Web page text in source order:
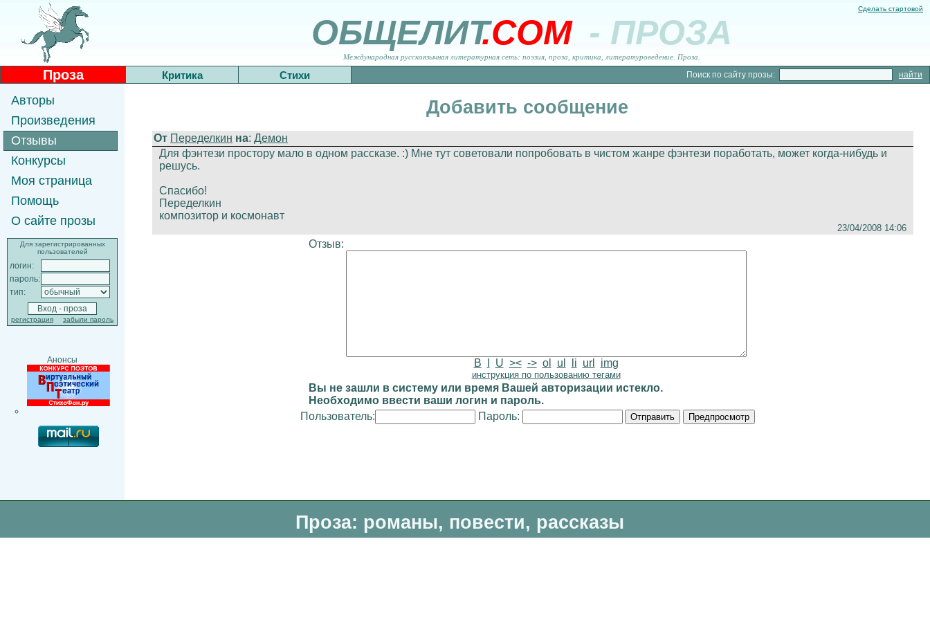
Сделать стартовой
ОБЩЕЛИТ.COM - ПРОЗА
Международная русскоязычная литературная сеть: поэзия, проза, критика, литературоведение. Проза.
Проза Критика Стихи Поиск по сайту прозы:
Авторы
Произведения
Отзывы
Конкурсы
Моя страница
Помощь
О сайте прозы
Для зарегистрированных
пользователей
логин:
пароль:
тип:
регистрация забыли пароль
Анонсы
Добавить сообщение
От Переделкин на: Демон
Для фэнтези простору мало в одном рассказе. :) Мне тут советовали попробовать в чистом жанре фэнтези поработать, может когда-нибудь и
решусь.
Спасибо!
Переделкин
композитор и космонавт
23/04/2008 14:06
Отзыв:
B U >< -> ol ul li url img
инструкция по пользованию тегами
Вы не зашли в систему или время Вашей авторизации истекло.
Необходимо ввести ваши логин и пароль.
Пользователь:
Пароль:
Проза: романы, повести, рассказы